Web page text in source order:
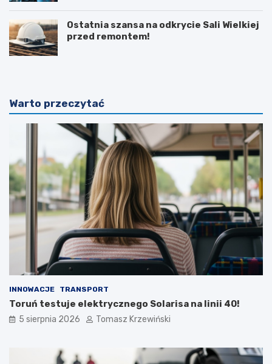
Ostatnia szansa na odkrycie Sali Wielkiej
przed remontem!
Warto przeczytać
INNOWACJE TRANSPORT
Toruń testuje elektrycznego Solarisa na linii 40!
5 sierpnia 2026 Tomasz Krzewiński